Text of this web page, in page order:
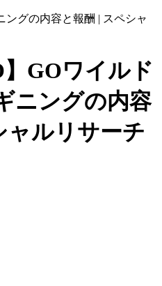
ングの内容と報酬 | スペシャ
】GOワイルド
ニングの内容
ャルリサーチ